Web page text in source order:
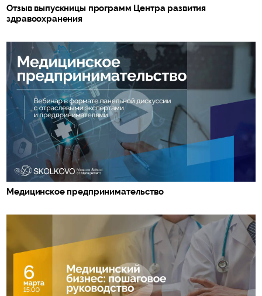
Отзыв выпускницы программ Центра развития
здравоохранения
Медицинское предпринимательство